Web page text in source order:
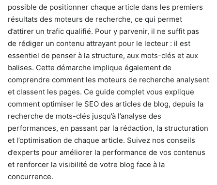
possible de positionner chaque article dans les premiers
résultats des moteurs de recherche, ce qui permet
d’attirer un trafic qualifié. Pour y parvenir, il ne suffit pas
de rédiger un contenu attrayant pour le lecteur : il est
essentiel de penser à la structure, aux mots-clés et aux
balises. Cette démarche implique également de
comprendre comment les moteurs de recherche analysent
et classent les pages. Ce guide complet vous explique
comment optimiser le SEO des articles de blog, depuis la
recherche de mots-clés jusqu’à l’analyse des
performances, en passant par la rédaction, la structuration
et l’optimisation de chaque article. Suivez nos conseils
d’experts pour améliorer la performance de vos contenus
et renforcer la visibilité de votre blog face à la
concurrence.